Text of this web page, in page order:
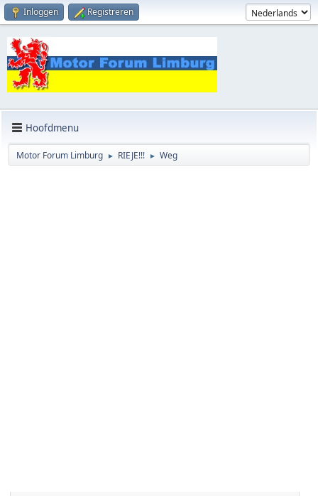
Inloggen Registreren
Hoofdmenu
Motor Forum Limburg ► RIEJE!!! ► Weg